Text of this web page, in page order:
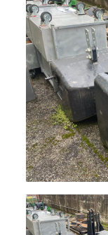
NOLEGGIO
PROMOZIONI
SERVIZI
TRINCE
TESTATE